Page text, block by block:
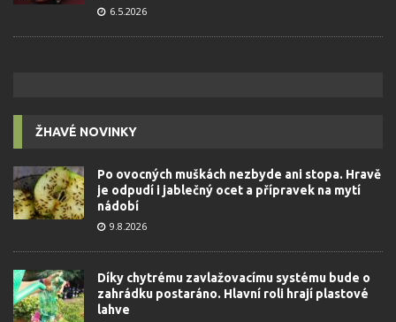
6.5.2026
ŽHAVÉ NOVINKY
Po ovocných muškách nezbyde ani stopa. Hravě
je odpudí i jablečný ocet a přípravek na mytí
nádobí
9.8.2026
Díky chytrému zavlažovacímu systému bude o
zahrádku postaráno. Hlavní roli hrají plastové
lahve